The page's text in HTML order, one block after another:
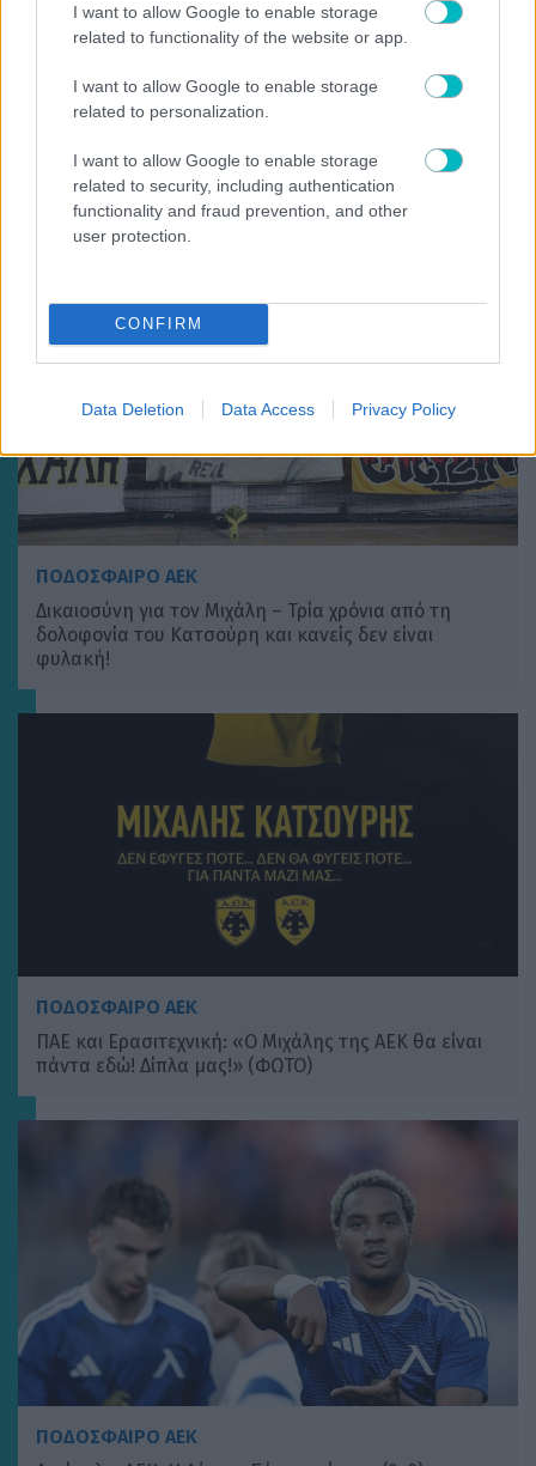
I want to allow Google to enable storage
related to functionality of the website or app.
I want to allow Google to enable storage
related to personalization.
I want to allow Google to enable storage
related to security, including authentication
functionality and fraud prevention, and other
user protection.
CONFIRM
Data Deletion Data Access Privacy Policy
ΠΟΔΟΣΦΑΙΡΟ ΑΕΚ
Δικαιοσύνη για τον Μιχάλη – Τρία χρόνια από τη
δολοφονία του Κατσούρη και κανείς δεν είναι
φυλακή!
ΠΟΔΟΣΦΑΙΡΟ ΑΕΚ
ΠΑΕ και Ερασιτεχνική: «Ο Μιχάλης της ΑΕΚ θα είναι
πάντα εδώ! Δίπλα μας!» (ΦΩΤΟ)
ΠΟΔΟΣΦΑΙΡΟ ΑΕΚ